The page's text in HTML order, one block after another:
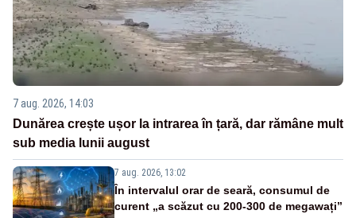
7 aug. 2026, 14:03
Dunărea crește ușor la intrarea în țară, dar rămâne mult
sub media lunii august
7 aug. 2026, 13:02
În intervalul orar de seară, consumul de
curent „a scăzut cu 200-300 de megawați”